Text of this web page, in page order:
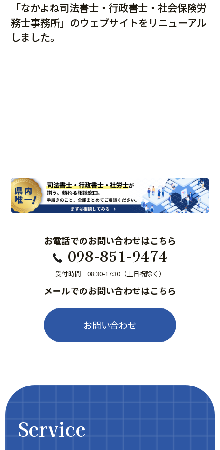
「なかよね司法書士・行政書士・社会保険労
務士事務所」のウェブサイトをリニューアル
しました。
お電話でのお問い合わせはこちら
098-851-9474
受付時間 08:30-17:30（土日祝除く）
メールでのお問い合わせはこちら
お問い合わせ
Service